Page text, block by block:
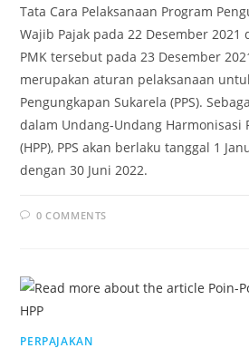
Tata Cara Pelaksanaan Program
Wajib Pajak pada 22 Desember
PMK tersebut pada 23 Desember
merupakan aturan pelaksanaan
Pengungkapan Sukarela (PPS).
dalam Undang-Undang Harmonisasi
(HPP), PPS akan berlaku tanggal 1
dengan 30 Juni 2022.
0 COMMENTS
PERPAJAKAN